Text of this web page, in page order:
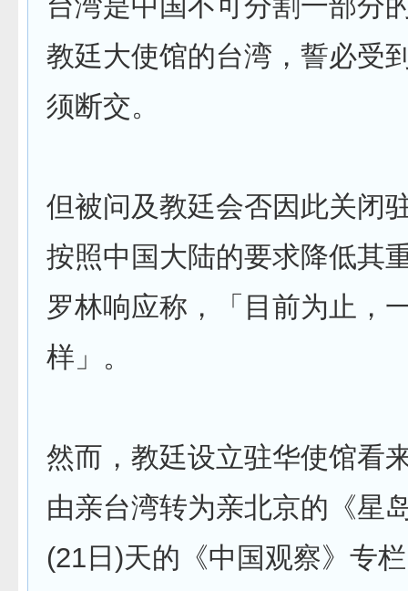
教廷大使馆的台湾，誓必受
须断交。
但被问及教廷会否因此关闭
按照中国大陆的要求降低其
罗林响应称，「目前为止，
样」。
然而，教廷设立驻华使馆看
由亲台湾转为亲北京的《星
(21日)天的《中国观察》专